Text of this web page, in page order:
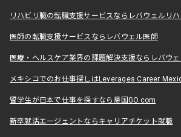
リハビリ職の転職支援サービスならレバウェルリハ
医師の転職支援サービスならレバウェル医師
医療・ヘルスケア業界の課題解決支援ならレバウ
メキシコでのお仕事探しはLeverages Career
留学生が日本で仕事を探すなら帰国GO.com
新卒就活エージェントならキャリアチケット就職